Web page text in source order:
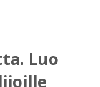
Luo